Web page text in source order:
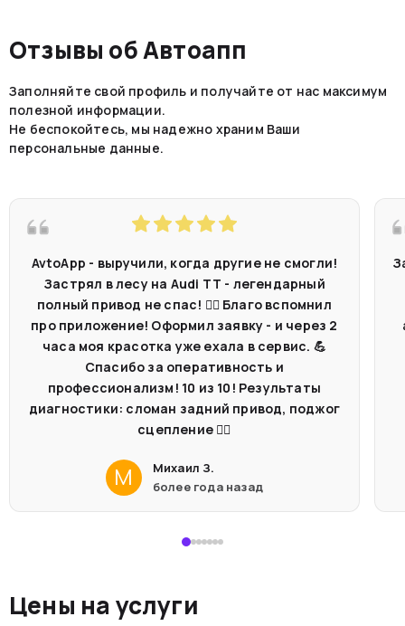
Отзывы об Автоапп
Заполняйте свой профиль и получайте от нас максимум
полезной информации.
Не беспокойтесь, мы надежно храним Ваши
персональные данные.
AvtoApp - выручили, когда другие не смогли!
Застрял в лесу на Audi TT - легендарный
полный привод не спас! 🤷‍♂️ Благо вспомнил
про приложение! Оформил заявку - и через 2
часа моя красотка уже ехала в сервис. 💪
Спасибо за оперативность и
профессионализм! 10 из 10! Результаты
диагностики: сломан задний привод, поджог
сцепление 🤦‍♂️
М
Михаил З.
более года назад
Цены на услуги